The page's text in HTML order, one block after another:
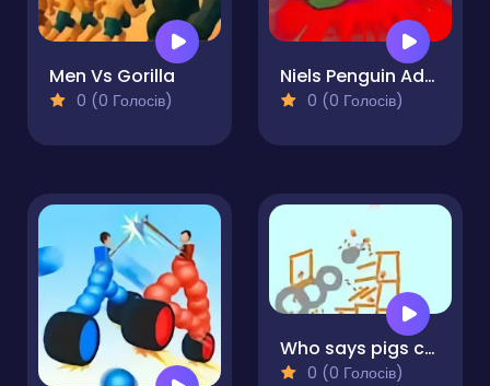
Men Vs Gorilla
0 (0 Голосів)
Niels Penguin Adventure
0 (0 Голосів)
Who says pigs can't fly
0 (0 Голосів)